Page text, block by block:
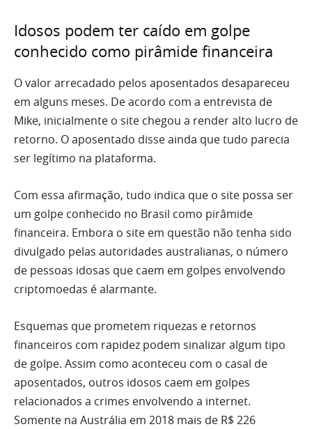
Idosos podem ter caído em golpe
conhecido como pirâmide financeira
O valor arrecadado pelos aposentados desapareceu
em alguns meses. De acordo com a entrevista de
Mike, inicialmente o site chegou a render alto lucro de
retorno. O aposentado disse ainda que tudo parecia
ser legítimo na plataforma.
Com essa afirmação, tudo indica que o site possa ser
um golpe conhecido no Brasil como pirâmide
financeira. Embora o site em questão não tenha sido
divulgado pelas autoridades australianas, o número
de pessoas idosas que caem em golpes envolvendo
criptomoedas é alarmante.
Esquemas que prometem riquezas e retornos
financeiros com rapidez podem sinalizar algum tipo
de golpe. Assim como aconteceu com o casal de
aposentados, outros idosos caem em golpes
relacionados a crimes envolvendo a internet.
Somente na Austrália em 2018 mais de R$ 226